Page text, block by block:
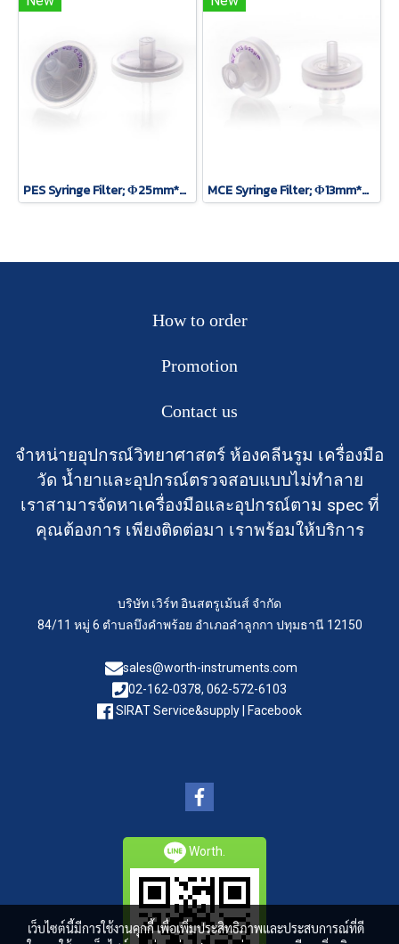
PES Syringe Filter; Φ25mm*0.45um, 100 pcs/pack MCE Syringe Filter; Φ13mm*0.22um, 100 pcs/pack
How to order
Promotion
Contact us
จำหน่ายอุปกรณ์วิทยาศาสตร์ ห้องคลีนรูม เครื่องมือ
วัด น้ำยาและอุปกรณ์ตรวจสอบแบบไม่ทำลาย
เราสามารจัดหาเครื่องมือและอุปกรณ์ตาม spec ที่
คุณต้องการ เพียงติดต่อมา เราพร้อมให้บริการ
บริษัท เวิร์ท อินสตรูเม้นส์ จำกัด
84/11 หมู่ 6 ตำบลบึงคำพร้อย อำเภอลำลูกกา ปทุมธานี 12150
sales@worth-instruments.com
02-162-0378, 062-572-6103
SIRAT Service&supply | Facebook
Worth.
เว็บไซต์นี้มีการใช้งานคุกกี้ เพื่อเพิ่มประสิทธิภาพและประสบการณ์ที่ดี